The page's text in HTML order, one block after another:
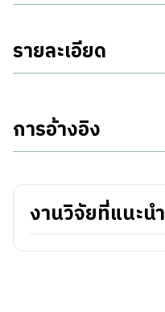
รายละเอียด
การอ้างอิง
งานวิจัยที่แนะนำ